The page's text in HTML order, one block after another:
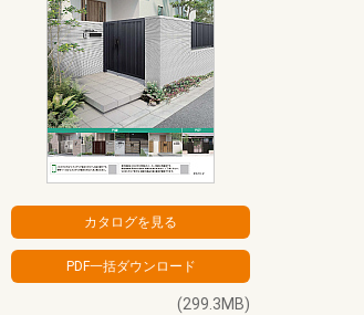
(299.3MB)